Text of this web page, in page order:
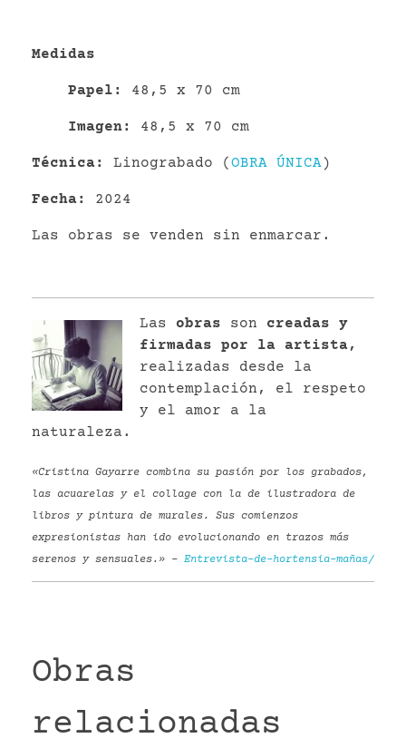
Medidas
Papel : 48,5 x 70 cm
Imagen: 48,5 x 70 cm
Técnica: Linograbado (OBRA ÚNICA)
Fecha: 2024
Las obras se venden sin enmarcar.
Las obras son creadas y
firmadas por la artista,
realizadas desde la
contemplación, el respeto
y el amor a la
naturaleza.
«Cristina Gayarre combina su pasión por los grabados,
las acuarelas y el collage con la de ilustradora de
libros y pintura de murales. Sus comienzos
expresionistas han ido evolucionando en trazos más
serenos y sensuales.» – Entrevista-de-hortensia-mañas/
Obras
relacionadas